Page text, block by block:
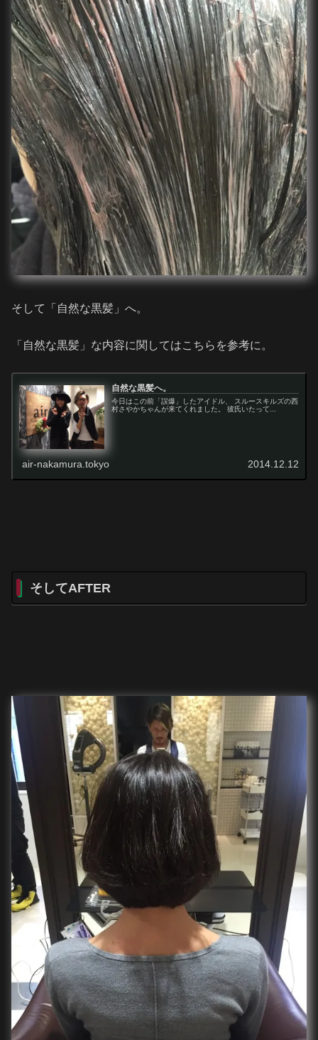
そして「自然な黒髪」へ。
「自然な黒髪」な内容に関してはこちらを参考に。
自然な黒髪へ。
今日はこの前「誤爆」したアイドル、 スルースキルズの西
村さやかちゃんが来てくれました。 彼氏いたって...
air-nakamura.tokyo 2014.12.12
そしてAFTER